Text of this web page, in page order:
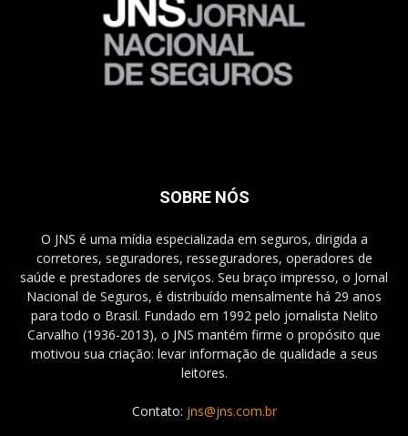
SOBRE NÓS
O JNS é uma mídia especializada em seguros, dirigida a
corretores, seguradores, resseguradores, operadores de
saúde e prestadores de serviços. Seu braço impresso, o Jornal
Nacional de Seguros, é distribuído mensalmente há 29 anos
para todo o Brasil. Fundado em 1992 pelo jornalista Nelito
Carvalho (1936-2013), o JNS mantém firme o propósito que
motivou sua criação: levar informação de qualidade a seus
leitores.
Contato: jns@jns.com.br